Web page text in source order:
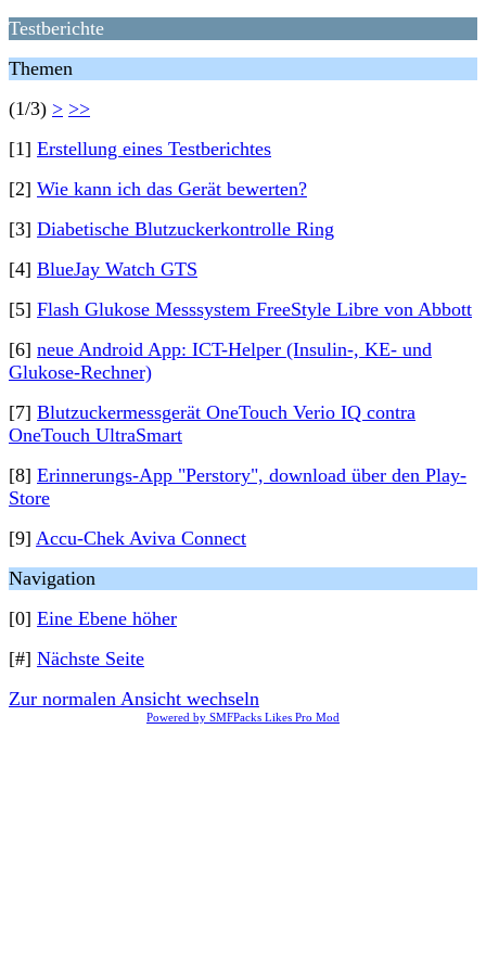
Testberichte
Themen
(1/3) > >>
[1] Erstellung eines Testberichtes
[2] Wie kann ich das Gerät bewerten?
[3] Diabetische Blutzuckerkontrolle Ring
[4] BlueJay Watch GTS
[5] Flash Glukose Messsystem FreeStyle Libre von Abbott
[6] neue Android App: ICT-Helper (Insulin-, KE- und
Glukose-Rechner)
[7] Blutzuckermessgerät OneTouch Verio IQ contra
OneTouch UltraSmart
[8] Erinnerungs-App "Perstory", download über den Play-
Store
[9] Accu-Chek Aviva Connect
Navigation
[0] Eine Ebene höher
[#] Nächste Seite
Zur normalen Ansicht wechseln
Powered by SMFPacks Likes Pro Mod